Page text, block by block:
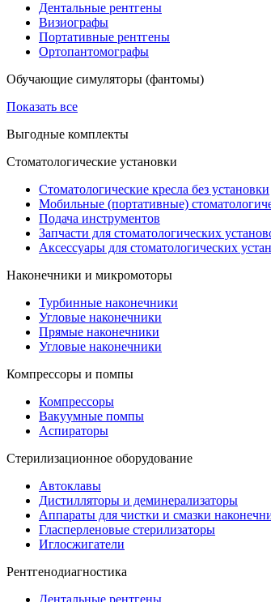
Дентальные рентгены
Визиографы
Портативные рентгены
Ортопантомографы
Обучающие симуляторы (фантомы)
Показать все
Выгодные комплекты
Стоматологические установки
Стоматологические кресла без установки
Мобильные (портативные)
Подача инструментов
Запчасти для стоматологических
Аксессуары для стоматологических
Наконечники и микромоторы
Турбинные наконечники
Угловые наконечники
Прямые наконечники
Угловые наконечники
Компрессоры и помпы
Компрессоры
Вакуумные помпы
Аспираторы
Стерилизационное оборудование
Автоклавы
Дистилляторы и деминерализаторы
Аппараты для чистки и смазки
Гласперленовые стерилизаторы
Иглосжигатели
Рентгенодиагностика
Дентальные рентгены